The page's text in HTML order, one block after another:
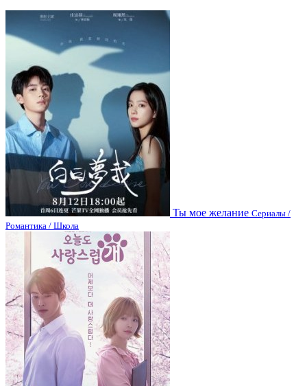
Ты мое желание Сериалы /
Романтика / Школа